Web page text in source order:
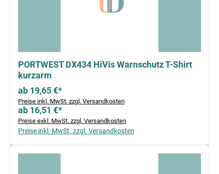
PORTWEST DX434 HiVis Warnschutz T-Shirt
kurzarm
ab 19,65 €*
Preise inkl. MwSt. zzgl. Versandkosten
ab 16,51 €*
Preise exkl. MwSt. zzgl. Versandkosten
Preise inkl. MwSt. zzgl. Versandkosten